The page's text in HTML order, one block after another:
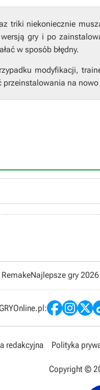
triki niekoniecznie
gry i po
w sposób błędny.
modyfikacji,
na
Najlepsze gry
GRYOnline.pl:
redakcyjna Polityka
Copyright ©